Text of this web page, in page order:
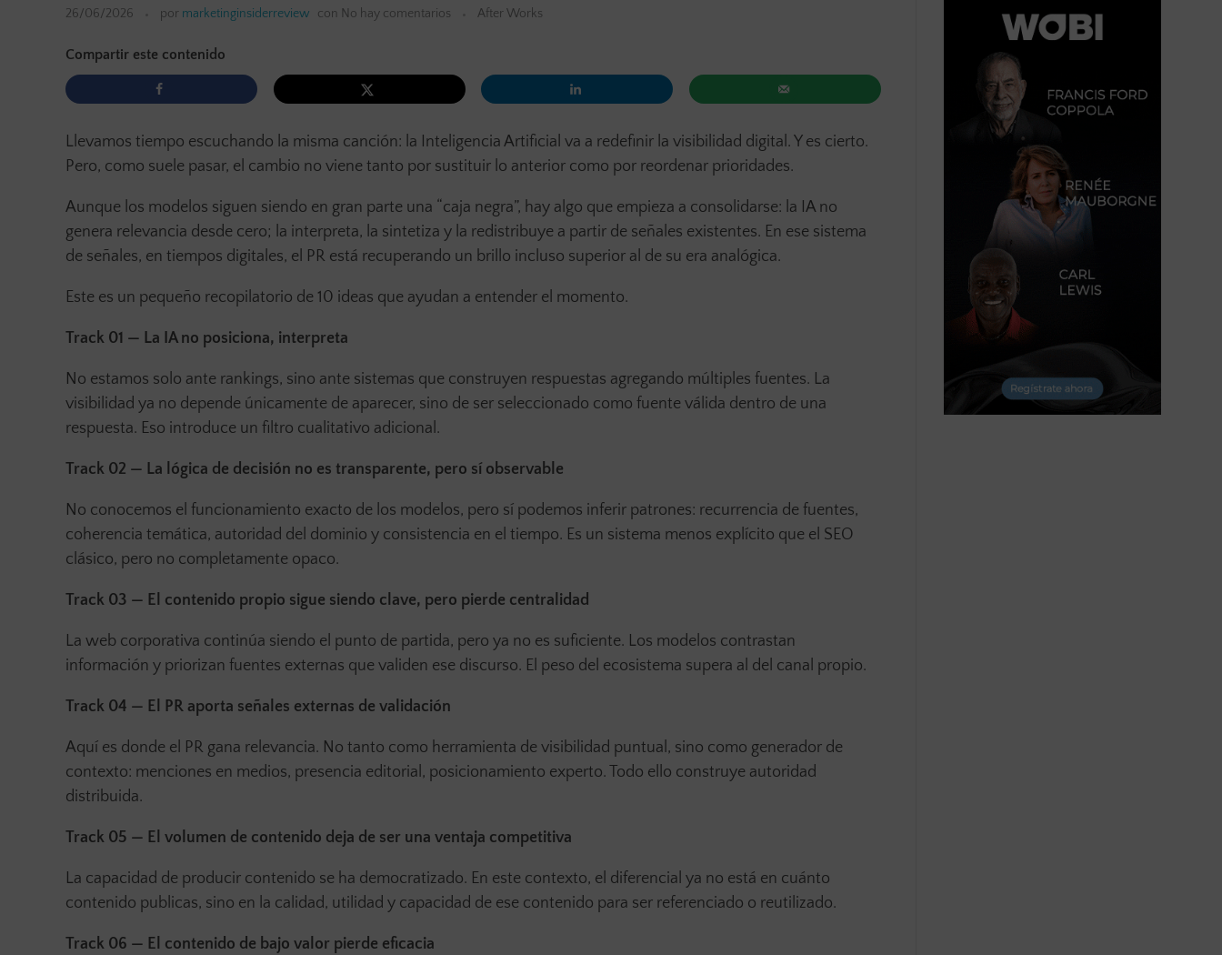
26/06/2026 por marketinginsiderreview con No hay comentarios After Works
Compartir este contenido
Llevamos tiempo escuchando la misma canción: la Inteligencia Artificial va a redefinir la visibilidad digital. Y es cierto.
Pero, como suele pasar, el cambio no viene tanto por sustituir lo anterior como por reordenar prioridades.
Aunque los modelos siguen siendo en gran parte una “caja negra”, hay algo que empieza a consolidarse: la IA no
genera relevancia desde cero; la interpreta, la sintetiza y la redistribuye a partir de señales existentes. En ese sistema
de señales, en tiempos digitales, el PR está recuperando un brillo incluso superior al de su era analógica.
Este es un pequeño recopilatorio de 10 ideas que ayudan a entender el momento.
Track 01 — La IA no posiciona, interpreta
No estamos solo ante rankings, sino ante sistemas que construyen respuestas agregando múltiples fuentes. La
visibilidad ya no depende únicamente de aparecer, sino de ser seleccionado como fuente válida dentro de una
respuesta. Eso introduce un filtro cualitativo adicional.
Track 02 — La lógica de decisión no es transparente, pero sí observable
No conocemos el funcionamiento exacto de los modelos, pero sí podemos inferir patrones: recurrencia de fuentes,
coherencia temática, autoridad del dominio y consistencia en el tiempo. Es un sistema menos explícito que el SEO
clásico, pero no completamente opaco.
Track 03 — El contenido propio sigue siendo clave, pero pierde centralidad
La web corporativa continúa siendo el punto de partida, pero ya no es suficiente. Los modelos contrastan
información y priorizan fuentes externas que validen ese discurso. El peso del ecosistema supera al del canal propio.
Track 04 — El PR aporta señales externas de validación
Aquí es donde el PR gana relevancia. No tanto como herramienta de visibilidad puntual, sino como generador de
contexto: menciones en medios, presencia editorial, posicionamiento experto. Todo ello construye autoridad
distribuida.
Track 05 — El volumen de contenido deja de ser una ventaja competitiva
La capacidad de producir contenido se ha democratizado. En este contexto, el diferencial ya no está en cuánto
contenido publicas, sino en la calidad, utilidad y capacidad de ese contenido para ser referenciado o reutilizado.
Track 06 — El contenido de bajo valor pierde eficacia